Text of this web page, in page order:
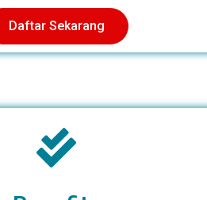
Daftar Sekarang